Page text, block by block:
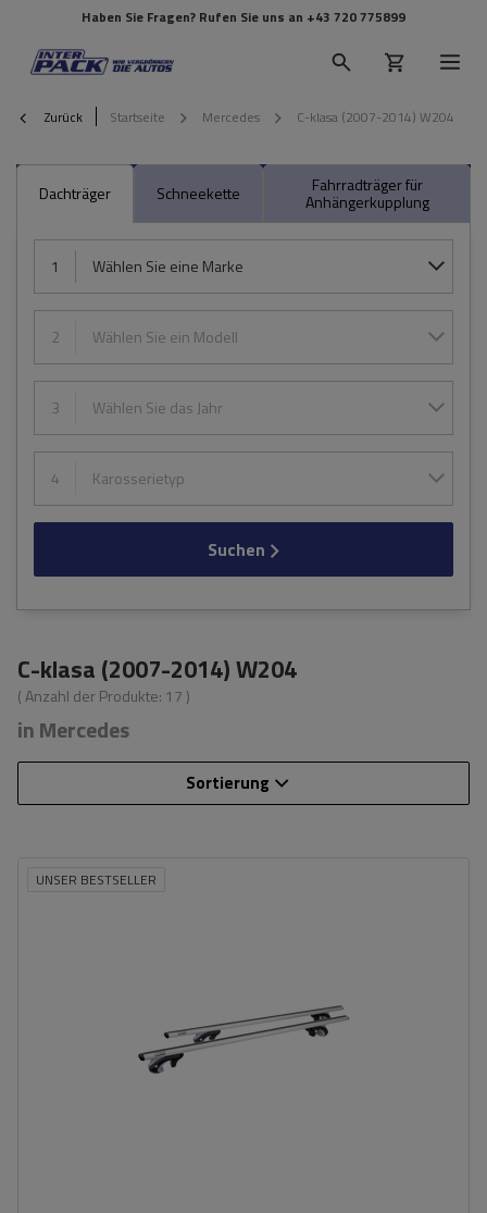
Haben Sie Fragen? Rufen Sie uns an +43 720 775899
Zurück Startseite Mercedes C-klasa (2007-2014) W204
Dachträger Schneekette Fahrradträger für
Anhängerkupplung
1 Wählen Sie eine Marke
2 Wählen Sie ein Modell
3 Wählen Sie das Jahr
4 Karosserietyp
Suchen
C-klasa (2007-2014) W204
( Anzahl der Produkte: 17 )
in Mercedes
Sortierung
UNSER BESTSELLER